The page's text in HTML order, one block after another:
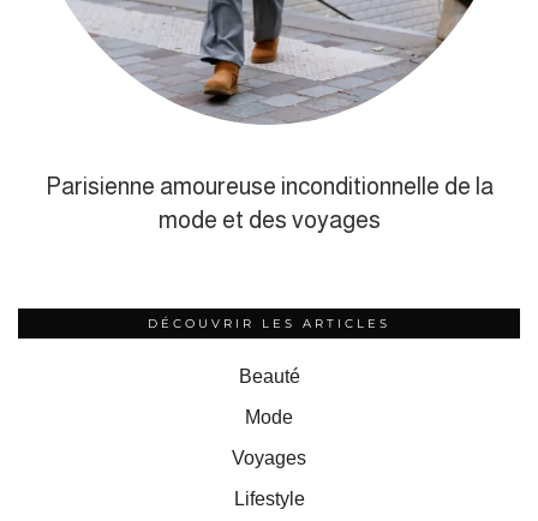
Parisienne amoureuse inconditionnelle de la
mode et des voyages
DÉCOUVRIR LES ARTICLES
Beauté
Mode
Voyages
Lifestyle